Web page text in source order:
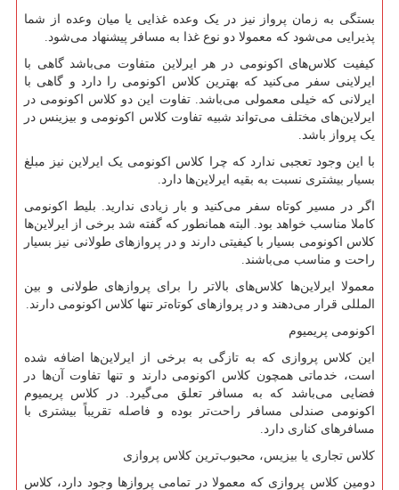
بستگی به زمان پرواز نیز در یک وعده غذایی یا میان وعده از شما
پذیرایی می‌شود که معمولا دو نوع غذا به مسافر پیشنهاد می‌شود.
کیفیت کلاس‌های اکونومی در هر ایرلاین متفاوت می‌باشد گاهی با
ایرلاینی سفر می‌کنید که بهترین کلاس اکونومی را دارد و گاهی با
ایرلانی که خیلی معمولی می‌باشد. تفاوت این دو کلاس اکونومی در
ایرلاین‌های مختلف می‌تواند شبیه تفاوت کلاس اکونومی و بیزینس در
یک پرواز باشد.
با این وجود تعجبی ندارد که چرا کلاس اکونومی یک ایرلاین نیز مبلغ
بسیار بیشتری نسبت به بقیه ایرلاین‌ها دارد.
اگر در مسیر کوتاه سفر می‌کنید و بار زیادی ندارید. بلیط اکونومی
کاملا مناسب خواهد بود. البته همانطور که گفته شد برخی از ایرلاین‌ها
کلاس اکونومی بسیار با کیفیتی دارند و در پرواز‌های طولانی نیز بسیار
راحت و مناسب می‌باشند.
معمولا ایرلاین‌ها کلاس‌های بالاتر را برای پرواز‌های طولانی و بین
المللی قرار می‌دهند و در پرواز‌های کوتاه‌تر تنها کلاس اکونومی دارند.
اکونومی پریمیوم
این کلاس پروازی که به تازگی به برخی از ایرلاین‌ها اضافه شده
است، خدماتی همچون کلاس اکونومی دارند و تنها تفاوت آن‌ها در
فضایی می‌باشد که به مسافر تعلق می‌گیرد. در کلاس پریمیوم
اکونومی صندلی مسافر راحت‌تر بوده و فاصله تقریباً بیشتری با
مسافر‌های کناری دارد.
کلاس تجاری یا بیزیس، محبوب‌ترین کلاس پروازی
دومین کلاس پروازی که معمولا در تمامی پرواز‌ها وجود دارد، کلاس